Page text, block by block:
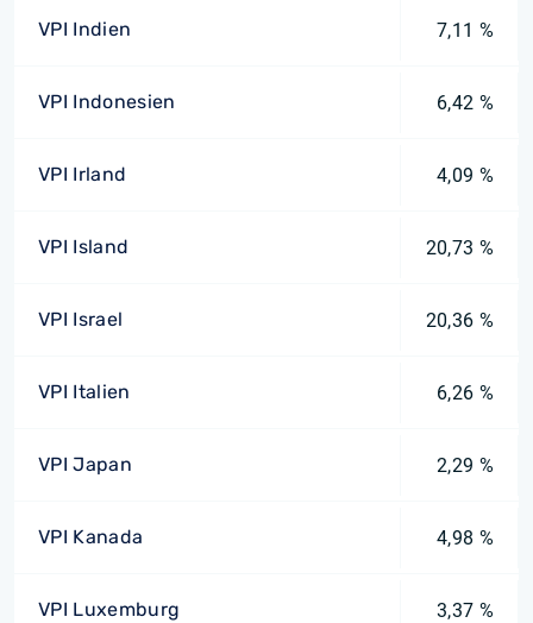
VPI Indien 7,11 %
VPI Indonesien 6,42 %
VPI Irland 4,09 %
VPI Island 20,73 %
VPI Israel 20,36 %
VPI Italien 6,26 %
VPI Japan 2,29 %
VPI Kanada 4,98 %
VPI Luxemburg 3,37 %